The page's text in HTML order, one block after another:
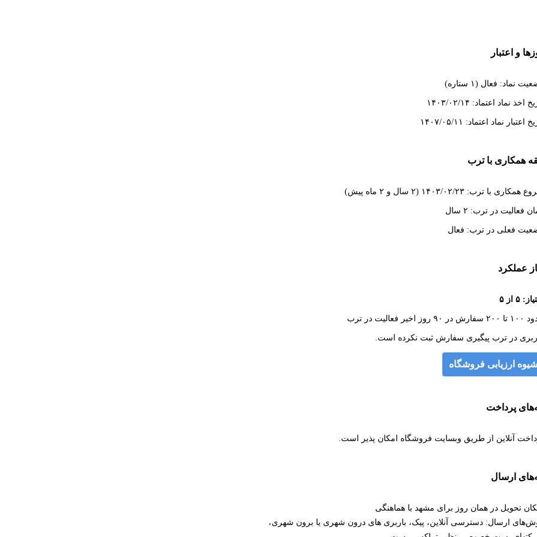
و اعتبار
نماد: فعال (۱ ستاره)
اخذ نماد اعتماد: ۱۴۰۳/۰۲/۱۴
اعتبار نماد اعتماد: ۱۴۰۷/۰۵/۱۱
همکاری با ترب
همکاری با ترب: ۱۴۰۳/۰۲/۲۳ (۲ سال و ۲ ماه پیش)
فعالیت در ترب: ۲ سال
فعلی در ترب: فعال
عملکرد
۵ از ۵
۹۰ روز اخیر فعالیت در ترب
در ترب پیگیری سفارش ثبت نکرده است.
شیوه ارزیابی فروشگاه
پرداخت
آنلاین از طریق وبسایت فروشگاه امکان پذیر است.
ارسال
تحویل در همان روز برای مشهد با هماهنگی
ارسال: دسترسی آنلاین، پیک، باربری های درون شهری یا برون شهری،